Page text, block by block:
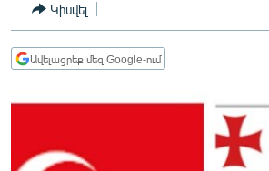
ՀԱՍԱՐԱԿՈՒԹՅՈՒՆ
ՏՆՏԵՍՈՒԹՅՈՒՆ
ՏԱՐԱԾԱՇՐՋԱՆ
Կիսվել
Ավելացրեք մեզ Google-ում